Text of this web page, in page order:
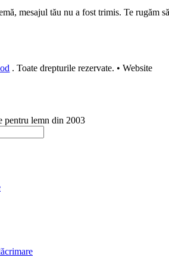
mesajul tău nu a fost trimis. Te rugăm
. Toate drepturile rezervate. • Website